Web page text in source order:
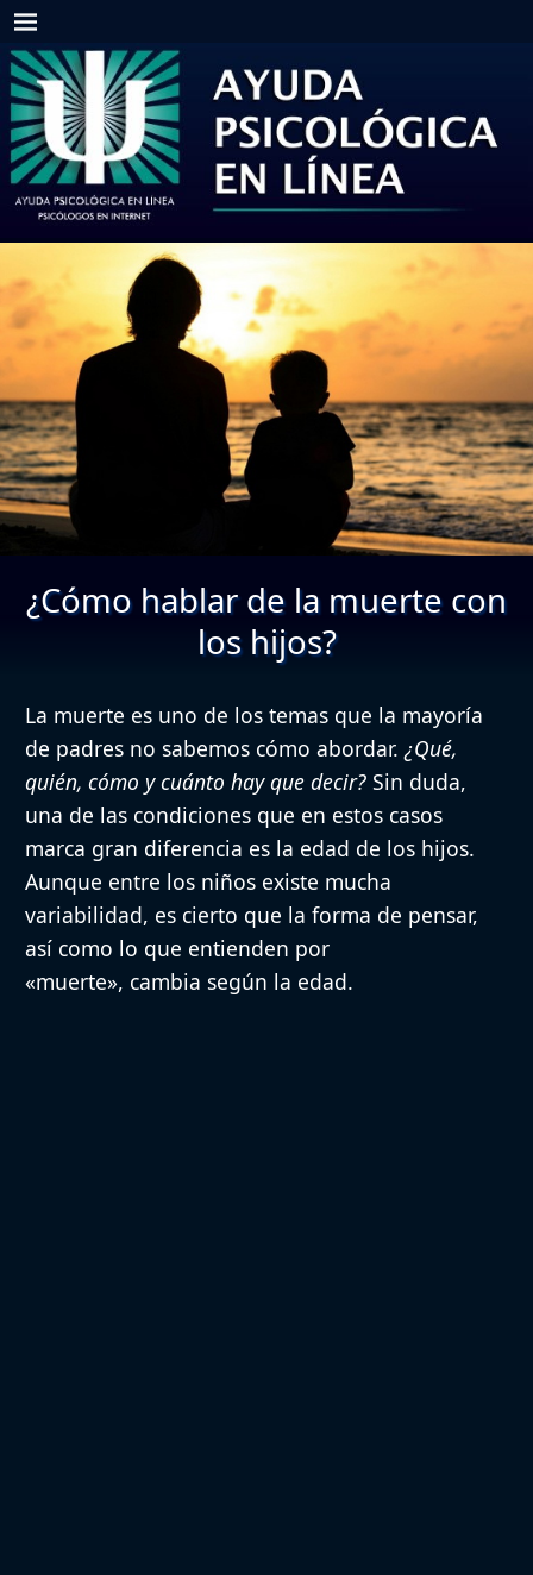
¿Cómo hablar de la muerte con
los hijos?
La muerte es uno de los temas que la mayoría
de padres no sabemos cómo abordar. ¿Qué,
quién, cómo y cuánto hay que decir? Sin duda,
una de las condiciones que en estos casos
marca gran diferencia es la edad de los hijos.
Aunque entre los niños existe mucha
variabilidad, es cierto que la forma de pensar,
así como lo que entienden por
«muerte», cambia según la edad.